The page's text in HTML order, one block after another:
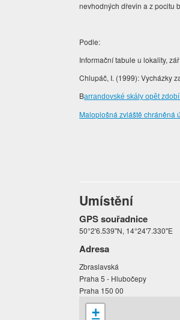
nevhodných dřevin a z pocitu
Podle:
Informační tabule u lokality,
Chlupáč, I. (1999): Vycházky
Barrandovské skály opět
Maloplošná zvláště chráněná
Umístění
GPS souřadnice
50°2'6.539"N, 14°24'7.330"E
Adresa
Zbraslavská
Praha 5 - Hlubočepy
Praha 150 00
+